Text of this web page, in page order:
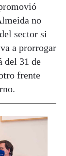
no
sector si
a prorrogar
del 31 de
frente